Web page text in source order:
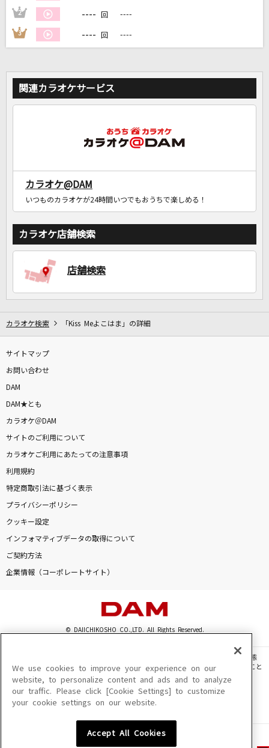
2 ---- 回 ----
3 ---- 回 ----
関連カラオケサービス
カラオケ@DAM
いつものカラオケが24時間いつでもおうちで楽しめる！
カラオケ店舗検索
店舗検索
カラオケ検索 「Kiss Meよこはま」の詳細
サイトマップ
お問い合わせ
DAM
DAM★とも
カラオケ＠DAM
サイトのご利用について
カラオケご利用にあたっての注意事項
利用規約
特定商取引法に基づく表示
プライバシーポリシー
クッキー設定
インフォマティブデータの取得について
ご契約方法
企業情報（コーポレートサイト）
© DAIICHIKOSHO CO.,LTD. All Rights Reserved.
このサイトに掲載されている一切の文章・画像・写真・動画・音声等を、手段や形態
を問わず、著作権法の定める範囲を超えて無断で複製、転載、ファイル化などすること
を禁じます。
楽曲及びコンテンツは、機種によりご利用いただけない場合があります。
楽曲及びコンテンツの配信日、配信内容が変更になる場合があります。
We use cookies to improve your experience on our
website, to personalize content and ads and to analyze
our traffic. Please click [Cookie Settings] to customize
your cookie settings on our website.
Accept All Cookies